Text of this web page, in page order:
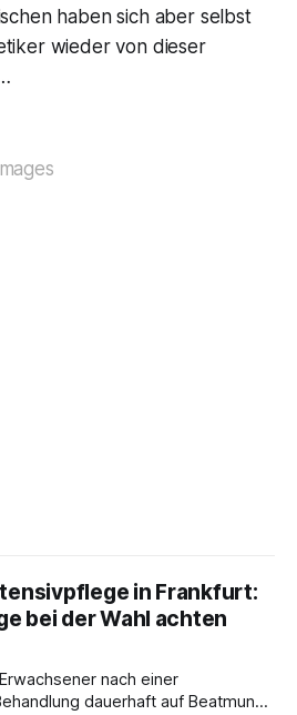
haben sich aber selbst
wieder von dieser
in Frankfurt:
bei der Wahl achten
nach einer
dauerhaft auf Beatmung